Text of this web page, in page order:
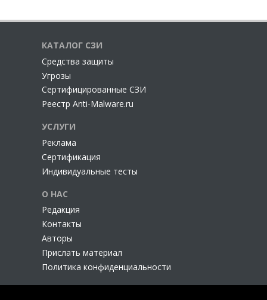
КАТАЛОГ СЗИ
Cредства защиты
Угрозы
Сертифицированные СЗИ
Реестр Anti-Malware.ru
УСЛУГИ
Реклама
Сертификация
Индивидуальные тесты
О НАС
Редакция
Контакты
Авторы
Прислать материал
Политика конфиденциальности